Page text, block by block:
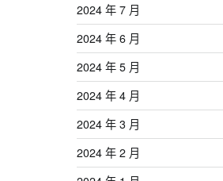
2024 年 7 月
2024 年 6 月
2024 年 5 月
2024 年 4 月
2024 年 3 月
2024 年 2 月